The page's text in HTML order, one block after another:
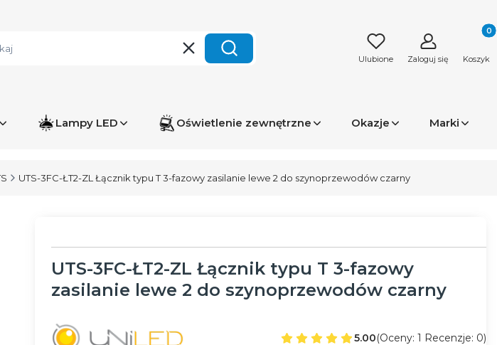
WyczyśćSzukaj Ulubione Zaloguj się Koszyk
Lampy LED Oświetlenie zewnętrzne Okazje Marki
UTS-3FC-ŁT2-ZL Łącznik typu T 3-fazowy zasilanie lewe 2 do szynoprzewodów czarny
UTS-3FC-ŁT2-ZL Łącznik typu T 3-fazowy
zasilanie lewe 2 do szynoprzewodów czarny
5.00(Oceny: 1 Recenzje: 0)